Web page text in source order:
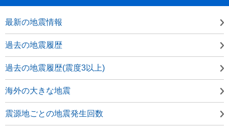
最新の地震情報
過去の地震履歴
過去の地震履歴(震度3以上)
海外の大きな地震
震源地ごとの地震発生回数